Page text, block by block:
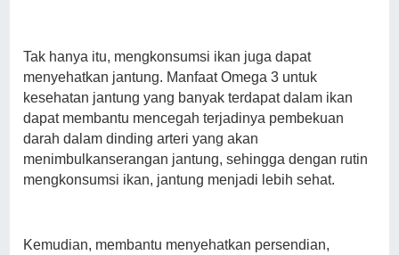
Tak hanya itu, mengkonsumsi ikan juga dapat
menyehatkan jantung. Manfaat Omega 3 untuk
kesehatan jantung yang banyak terdapat dalam ikan
dapat membantu mencegah terjadinya pembekuan
darah dalam dinding arteri yang akan
menimbulkanserangan jantung, sehingga dengan rutin
mengkonsumsi ikan, jantung menjadi lebih sehat.
Kemudian, membantu menyehatkan persendian,